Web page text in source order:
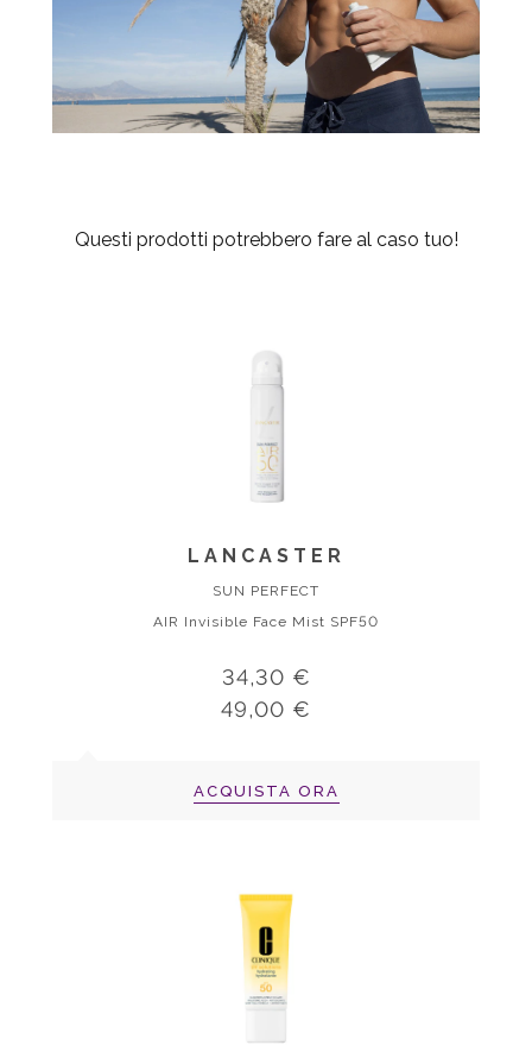
Questi prodotti potrebbero fare al caso tuo!
LANCASTER
SUN PERFECT
AIR Invisible Face Mist SPF50
34,30 €
49,00 €
ACQUISTA ORA